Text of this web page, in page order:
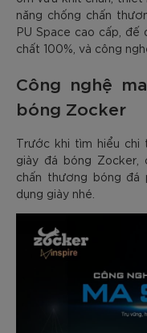
năng chống chấn
PU Space cao cấp,
chất 100%, và công
Công nghệ
bóng Zocker
Trước khi tìm hiểu chi
giày đá bóng Zocker,
chấn thương bóng
dụng giày nhé.